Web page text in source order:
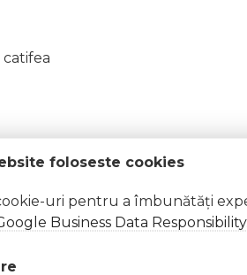
actualizate. Excepții pentru care
fără a ne informa în prealabil. În cazul
foloseste cookies
uri pentru a îmbunătăți
Business Data Responsibility.